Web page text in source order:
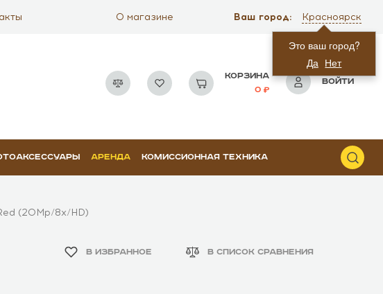
О магазине Ваш город:
Это ваш город?
Да Нет
Красноярск
КОРЗИНА
0
ВОЙТИ
АРЕНДА КОМИССИОННАЯ ТЕХНИКА
(20Mp/8x/HD)
В ИЗБРАННОЕ В СПИСОК СРАВНЕНИЯ